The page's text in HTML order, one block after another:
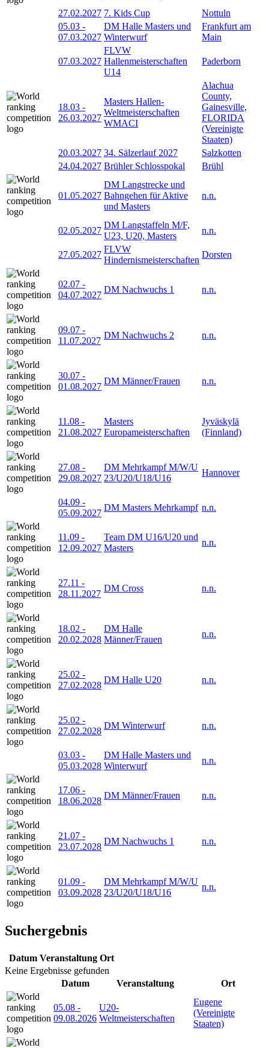
27.02.2027 7. Kids Cup
Nottuln
05.03 -
07.03.2027
DM Halle Masters und
Winterwurf
Frankfurt am
Main
07.03.2027
FLVW
Hallenmeisterschaften
U14
Paderborn
18.03 -
26.03.2027
Masters Hallen-
Weltmeisterschaften
WMACI
Alachua
County,
Gainesville,
FLORIDA
(Vereinigte
Staaten)
20.03.2027 34. Sälzerlauf 2027
Salzkotten
24.04.2027 Brühler Schlosspokal Brühl
01.05.2027
DM Langstrecke und
Bahngehen für Aktive
und Masters
n.n.
02.05.2027
DM Langstaffeln M/F,
U23, U20, Masters
n.n.
27.05.2027
FLVW
Hindernismeisterschaften
Dorsten
02.07 -
04.07.2027
DM Nachwuchs 1 n.n.
09.07 -
11.07.2027
DM Nachwuchs 2 n.n.
30.07 -
01.08.2027
DM Männer/Frauen n.n.
11.08 -
21.08.2027
Masters
Europameisterschaften
Jyväskylä
(Finnland)
27.08 -
29.08.2027
DM Mehrkampf M/W/U
23/U20/U18/U16
Hannover
04.09 -
05.09.2027
DM Masters Mehrkampf n.n.
11.09 -
12.09.2027
Team DM U16/U20 und
Masters
n.n.
27.11 -
28.11.2027
DM Cross n.n.
18.02 -
20.02.2028
DM Halle
Männer/Frauen
n.n.
25.02 -
27.02.2028
DM Halle U20 n.n.
25.02 -
27.02.2028
DM Winterwurf n.n.
03.03 -
05.03.2028
DM Halle Masters und
Winterwurf
n.n.
17.06 -
18.06.2028
DM Männer/Frauen n.n.
21.07 -
23.07.2028
DM Nachwuchs 1 n.n.
01.09 -
03.09.2028
DM Mehrkampf M/W/U
23/U20/U18/U16
n.n.
Suchergebnis
Datum Veranstaltung Ort
Keine Ergebnisse gefunden
Datum
Veranstaltung Ort
05.08 -
09.08.2026
U20-
Weltmeisterschaften
Eugene
(Vereinigte
Staaten)